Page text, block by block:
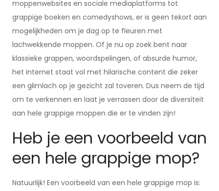
moppenwebsites en sociale mediaplatforms tot
grappige boeken en comedyshows, er is geen tekort aan
mogelijkheden om je dag op te fleuren met
lachwekkende moppen. Of je nu op zoek bent naar
klassieke grappen, woordspelingen, of absurde humor,
het internet staat vol met hilarische content die zeker
een glimlach op je gezicht zal toveren. Dus neem de tijd
om te verkennen en laat je verrassen door de diversiteit
aan hele grappige moppen die er te vinden zijn!
Heb je een voorbeeld van
een hele grappige mop?
Natuurlijk! Een voorbeeld van een hele grappige mop is: